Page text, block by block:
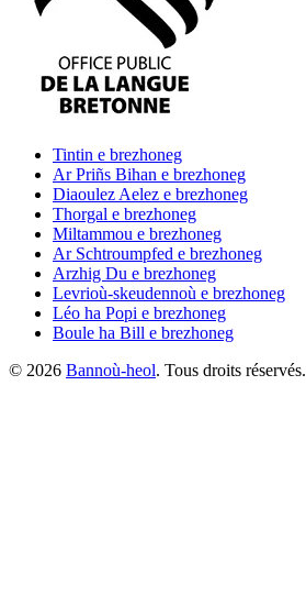
Tintin e brezhoneg
Ar Priñs Bihan e brezhoneg
Diaoulez Aelez e brezhoneg
Thorgal e brezhoneg
Miltammou e brezhoneg
Ar Schtroumpfed e brezhoneg
Arzhig Du e brezhoneg
Levrioù-skeudennoù e brezhoneg
Léo ha Popi e brezhoneg
Boule ha Bill e brezhoneg
© 2026 Bannoù-heol. Tous droits réservés.